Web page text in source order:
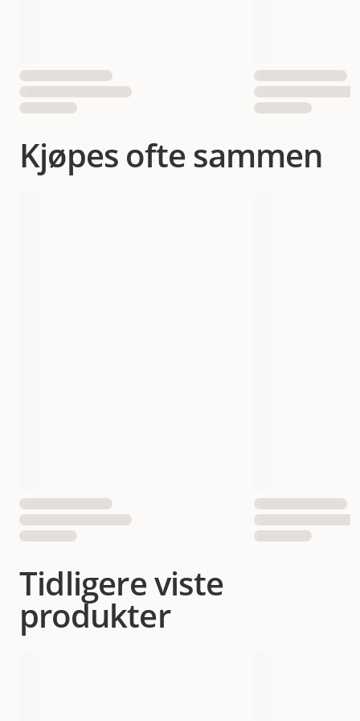
Kjøpes ofte sammen
Tidligere viste
produkter